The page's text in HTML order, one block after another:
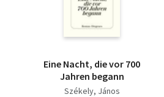
Eine Nacht, die vor 700
Jahren begann
Székely, János